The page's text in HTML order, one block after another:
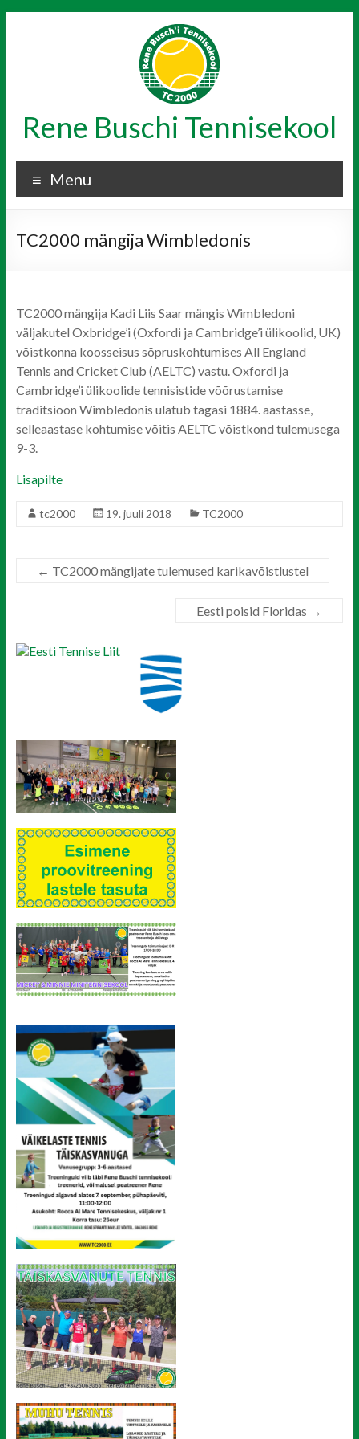
Rene Buschi Tennisekool
Menu
TC2000 mängija Wimbledonis
TC2000 mängija Kadi Liis Saar mängis Wimbledoni
väljakutel Oxbridge’i (Oxfordi ja Cambridge’i ülikoolid, UK)
võistkonna koosseisus sõpruskohtumises All England
Tennis and Cricket Club (AELTC) vastu. Oxfordi ja
Cambridge’i ülikoolide tennisistide võõrustamise
traditsioon Wimbledonis ulatub tagasi 1884. aastasse,
selleaastase kohtumise võitis AELTC võistkond tulemusega
9-3.
Lisapilte
tc2000 19. juuli 2018 TC2000
← TC2000 mängijate tulemused karikavõistlustel
Eesti poisid Floridas →